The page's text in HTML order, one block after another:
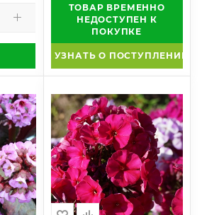
ТОВАР ВРЕМЕННО
НЕДОСТУПЕН К
ПОКУПКЕ
УЗНАТЬ О ПОСТУПЛЕНИИ